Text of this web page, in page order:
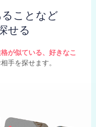
ことなど
せる
が似ている、好きなこ
手を探せます。